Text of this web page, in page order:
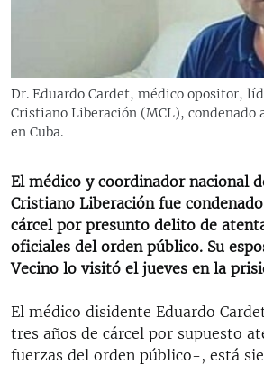
ESPECIALES
LA REALIDAD DE LA VIVIENDA EN
KENTU-CUBANO
LOS SANTOS DE HIALEAH
DESINFORMACIÓN RUSA EN AMÉRICA
LA INVASIÓN DE RUSIA A UCRANIA
MULTIMEDIA
EDITORIALES
Dr. Eduardo Cardet, médico opositor,
Cristiano Liberación (MCL), condenado
en Cuba.
El médico y coordinador nacional
Cristiano Liberación fue
cárcel por presunto delito de
oficiales del orden público. Su
Vecino lo visitó el jueves en la
El médico disidente Eduardo
tres años de cárcel por supuesto
fuerzas del orden público-, está